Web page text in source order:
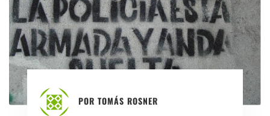
POR TOMÁS ROSNER